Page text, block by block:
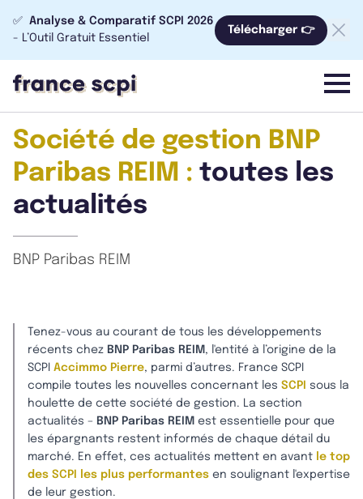
✅ Analyse & Comparatif SCPI 2026
- L’Outil Gratuit Essentiel
Télécharger 👉
menu
Société de gestion BNP
Paribas REIM : toutes les
actualités
BNP Paribas REIM
Tenez-vous au courant de tous les développements
récents chez BNP Paribas REIM , l'entité à l’origine de la
SCPI Accimmo Pierre, parmi d’autres. France SCPI
compile toutes les nouvelles concernant les SCPI
sous la
houlette de cette société de gestion. La section
actualités – BNP Paribas REIM est essentielle pour que
les épargnants restent informés de chaque détail du
marché. En effet, ces actualités mettent en avant le top
des SCPI les plus performantes en soulignant l'expertise
de leur gestion.